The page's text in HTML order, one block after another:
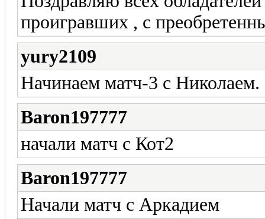
проигравших , с
yury2109
Начинаем матч-3 с Николаем.
Baron197777
начали матч с Кот2
Baron197777
Начали матч с Аркадием